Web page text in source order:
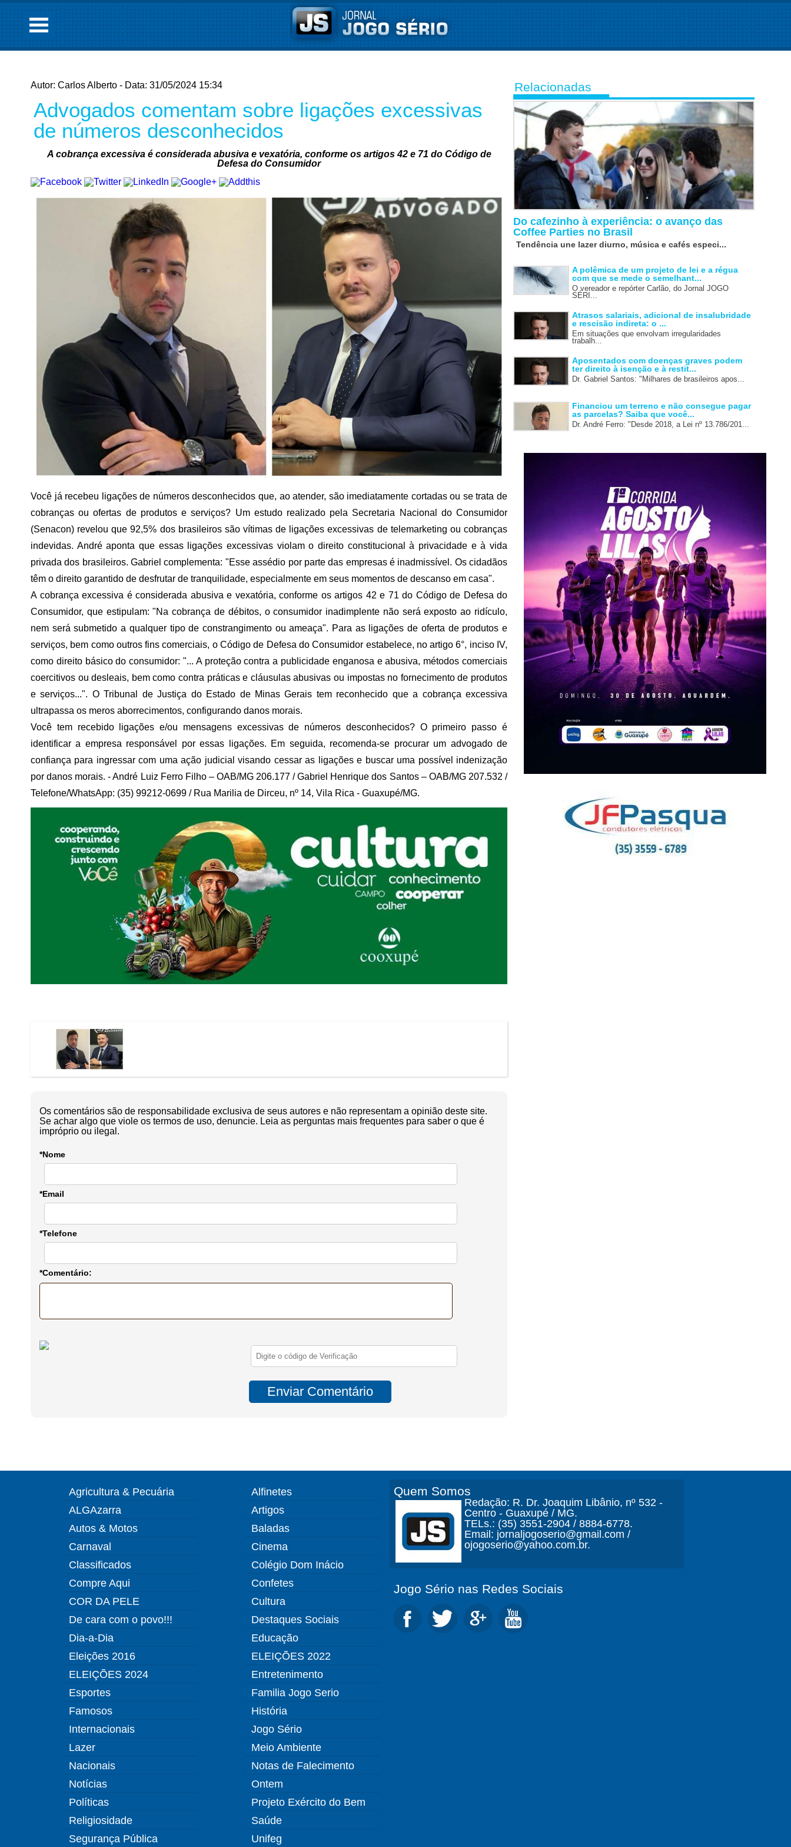
Autor: Carlos Alberto - Data: 31/05/2024 15:34
Advogados comentam sobre ligações excessivas
de números desconhecidos
A cobrança excessiva é considerada abusiva e vexatória, conforme os artigos 42 e 71 do Código de
Defesa do Consumidor
Você já recebeu ligações de números desconhecidos que, ao atender, são imediatamente cortadas ou se trata de
cobranças ou ofertas de produtos e serviços? Um estudo realizado pela Secretaria Nacional do Consumidor
(Senacon) revelou que 92,5% dos brasileiros são vítimas de ligações excessivas de telemarketing ou cobranças
indevidas. André aponta que essas ligações excessivas violam o direito constitucional à privacidade e à vida
privada dos brasileiros. Gabriel complementa: "Esse assédio por parte das empresas é inadmissível. Os cidadãos
têm o direito garantido de desfrutar de tranquilidade, especialmente em seus momentos de descanso em casa".
A cobrança excessiva é considerada abusiva e vexatória, conforme os artigos 42 e 71 do Código de Defesa do
Consumidor, que estipulam: "Na cobrança de débitos, o consumidor inadimplente não será exposto ao ridículo,
nem será submetido a qualquer tipo de constrangimento ou ameaça". Para as ligações de oferta de produtos e
serviços, bem como outros fins comerciais, o Código de Defesa do Consumidor estabelece, no artigo 6°, inciso IV,
como direito básico do consumidor: "... A proteção contra a publicidade enganosa e abusiva, métodos comerciais
coercitivos ou desleais, bem como contra práticas e cláusulas abusivas ou impostas no fornecimento de produtos
e serviços...". O Tribunal de Justiça do Estado de Minas Gerais tem reconhecido que a cobrança excessiva
ultrapassa os meros aborrecimentos, configurando danos morais.
Você tem recebido ligações e/ou mensagens excessivas de números desconhecidos? O primeiro passo é
identificar a empresa responsável por essas ligações. Em seguida, recomenda-se procurar um advogado de
confiança para ingressar com uma ação judicial visando cessar as ligações e buscar uma possível indenização
por danos morais. - André Luiz Ferro Filho – OAB/MG 206.177 / Gabriel Henrique dos Santos – OAB/MG 207.532 /
Telefone/WhatsApp: (35) 99212-0699 / Rua Marilia de Dirceu, nº 14, Vila Rica - Guaxupé/MG.
Os comentários são de responsabilidade exclusiva de seus autores e não representam a opinião deste site.
Se achar algo que viole os termos de uso, denuncie. Leia as perguntas mais frequentes para saber o que é
impróprio ou ilegal.
*Nome
*Email
*Telefone
*Comentário:
Relacionadas
Do cafezinho à experiência: o avanço das
Coffee Parties no Brasil
Tendência une lazer diurno, música e cafés especi...
A polêmica de um projeto de lei e a régua
com que se mede o semelhant...
O vereador e repórter Carlão, do Jornal JOGO
SÉRI...
Atrasos salariais, adicional de insalubridade
e rescisão indireta: o ...
Em situações que envolvam irregularidades
trabalh...
Aposentados com doenças graves podem
ter direito à isenção e à restit...
Dr. Gabriel Santos: "Milhares de brasileiros apos...
Financiou um terreno e não consegue pagar
as parcelas? Saiba que você...
Dr. André Ferro: "Desde 2018, a Lei nº 13.786/201...
Agricultura & Pecuária
ALGAzarra
Autos & Motos
Carnaval
Classificados
Compre Aqui
COR DA PELE
De cara com o povo!!!
Dia-a-Dia
Eleições 2016
ELEIÇÕES 2024
Esportes
Famosos
Internacionais
Lazer
Nacionais
Notícias
Políticas
Religiosidade
Segurança Pública
Alfinetes
Artigos
Baladas
Cinema
Colégio Dom Inácio
Confetes
Cultura
Destaques Sociais
Educação
ELEIÇÕES 2022
Entretenimento
Familia Jogo Serio
História
Jogo Sério
Meio Ambiente
Notas de Falecimento
Ontem
Projeto Exército do Bem
Saúde
Unifeg
Quem Somos
Redação: R. Dr. Joaquim Libânio, nº 532 -
Centro - Guaxupé / MG.
TELs.: (35) 3551-2904 / 8884-6778.
Email: jornaljogoserio@gmail.com /
ojogoserio@yahoo.com.br.
Jogo Sério nas Redes Sociais